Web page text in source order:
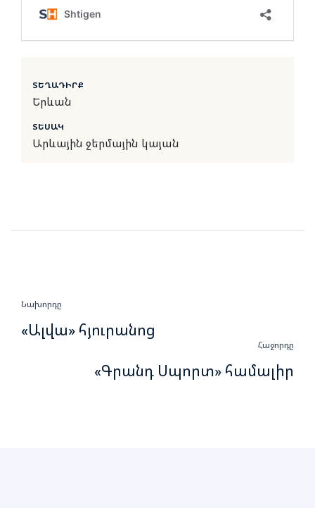
ՏԵՂԱԴԻՐՔ
Երևան
ՏԵՍԱԿ
Արևային ջերմային կայան
Նախորդը
«Ալվա» հյուրանոց
Հաջորդը
«Գրանդ Սպորտ» համալիր